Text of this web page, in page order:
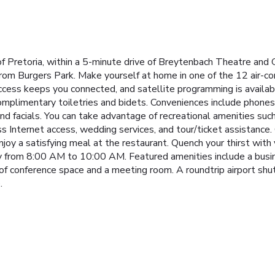
within a 5-minute drive of Breytenbach Theatre
Burgers Park. Make yourself at home in one of the 12 air-
keeps you connected, and satellite programming is
toiletries and bidets. Conveniences include
facials. You can take advantage of recreational amenities
access, wedding services, and tour/ticket
a satisfying meal at the restaurant. Quench your thirst
8:00 AM to 10:00 AM. Featured amenities include a
space and a meeting room. A roundtrip airport